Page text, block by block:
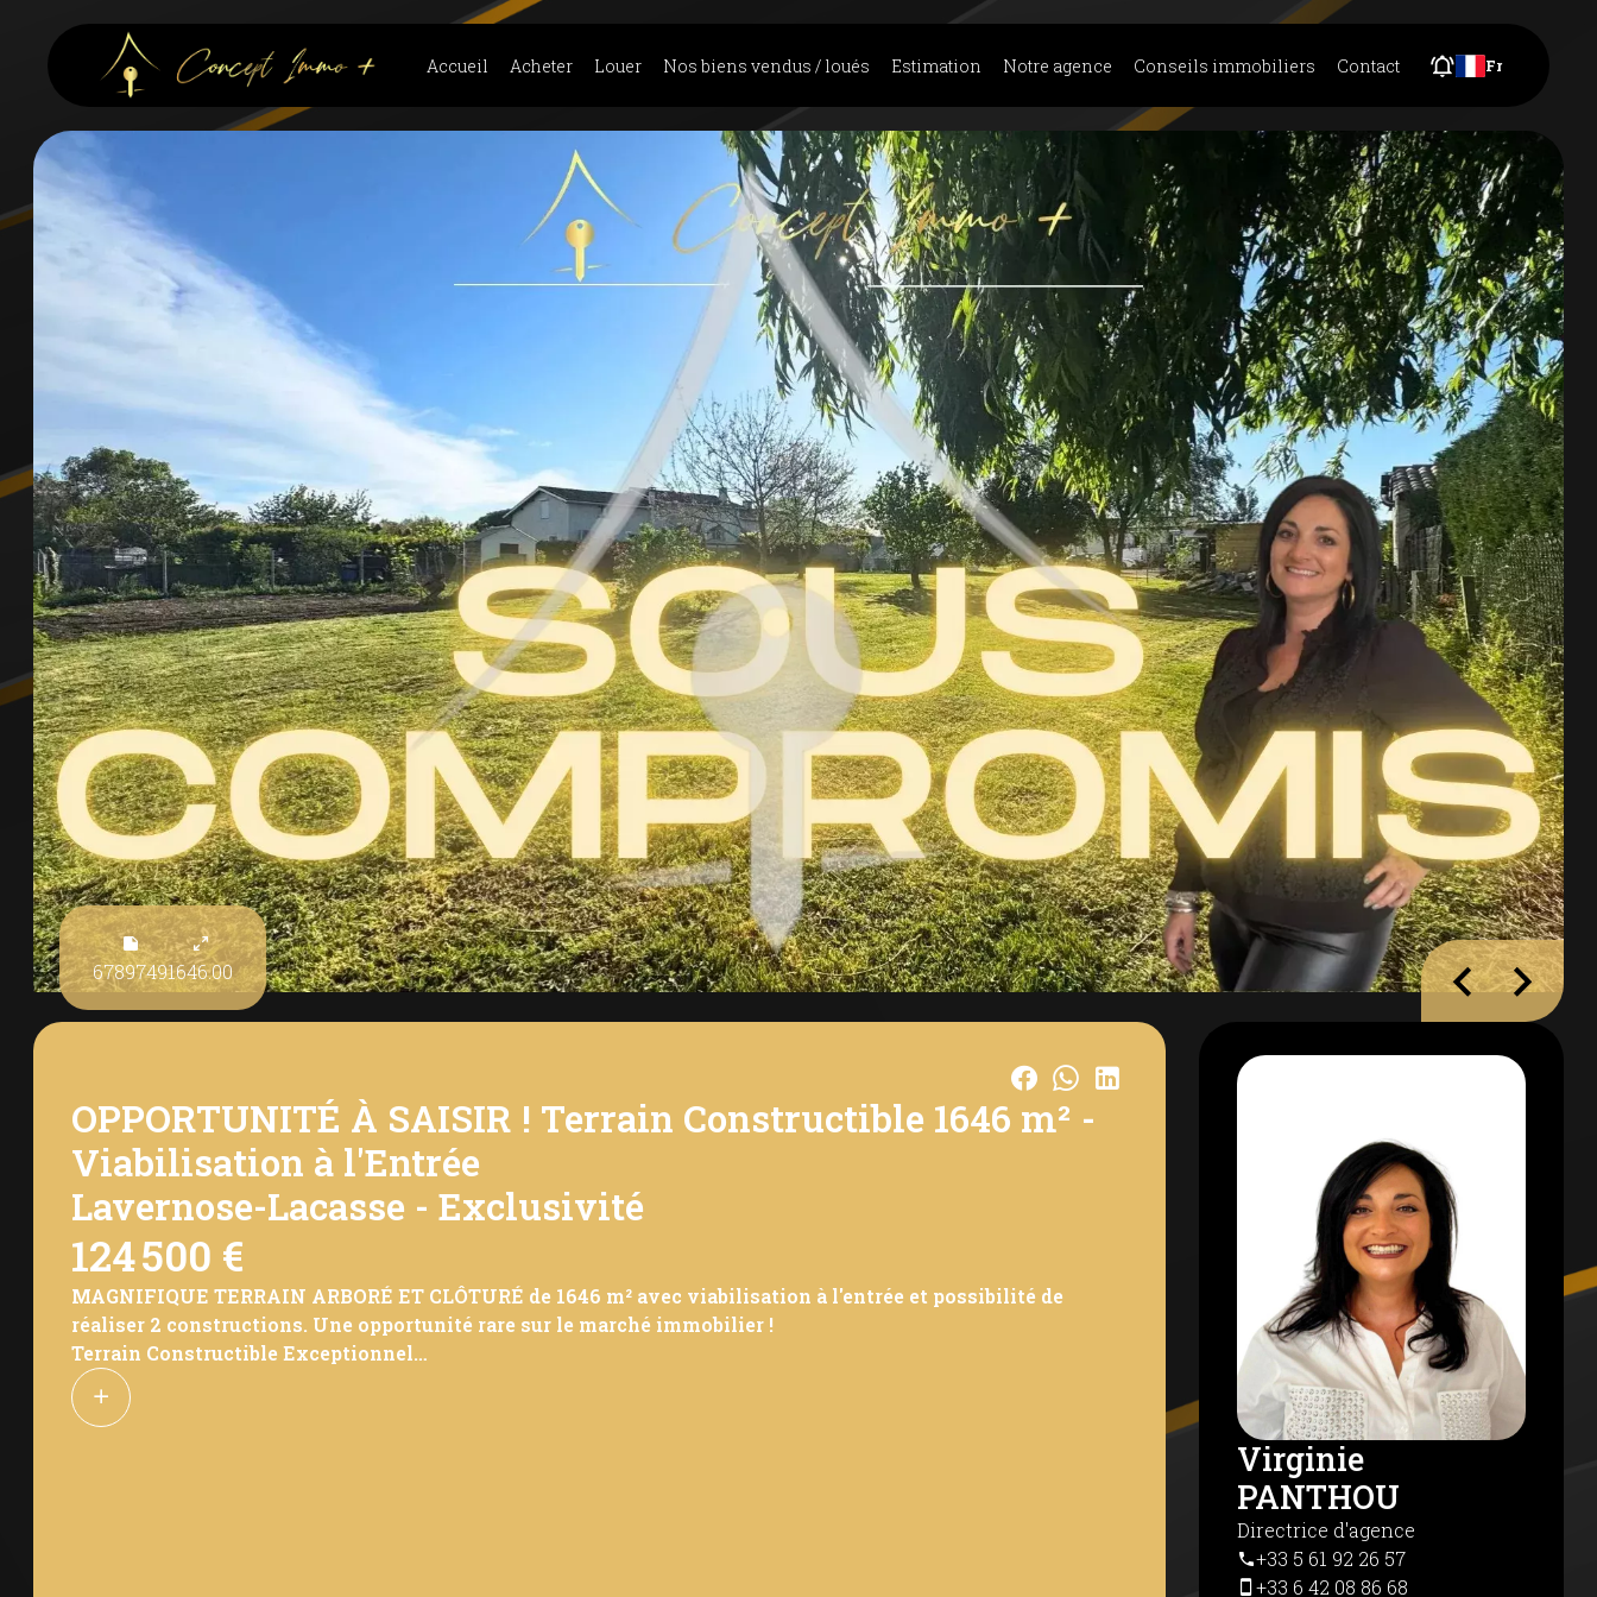
Accueil Acheter Louer Nos biens vendus / loués Estimation Notre agence Conseils immobiliers Contact Fr
67897491646.00
OPPORTUNITÉ À SAISIR ! Terrain Constructible 1646 m² -
Viabilisation à l'Entrée
Lavernose-Lacasse - Exclusivité
124 500 €
MAGNIFIQUE TERRAIN ARBORÉ ET CLÔTURÉ de 1646 m² avec viabilisation à l'entrée et possibilité de
réaliser 2 constructions. Une opportunité rare sur le marché immobilier !
Terrain Constructible Exceptionnel
Ce superbe terrain à bâtir de 1646 m² représente une opportunité unique pour concrétiser vos projets
immobiliers. Terrain constructible arboré et clôturé offrant un cadre naturel préservé, avec viabilisation à
Virginie
PANTHOU
Directrice d'agence
+33 5 61 92 26 57
+33 6 42 08 86 68